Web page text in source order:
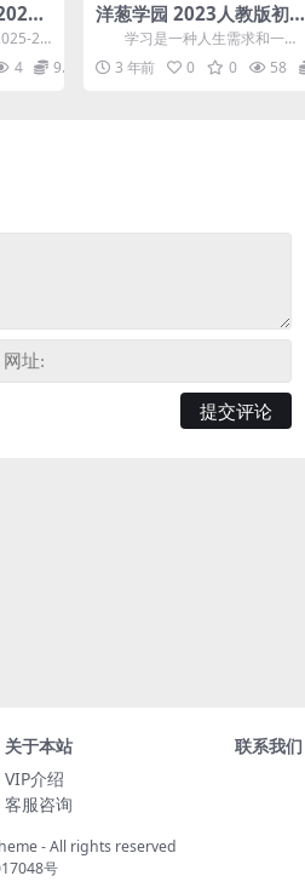
秋
享
20
时
4 9.9
洋葱学园 2023人教版初中
数学九年级上册（初三）
百度网盘
学习是一种人生需求和一种
态度。只有不断学习，及时“充
电”，才能做到“百毒不侵...
3 年前 0 0 58
关于本站
VIP介绍
客服咨询
联系我们
- All rights reserved
号